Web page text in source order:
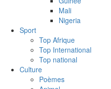
Mali
Nigeria
Sport
Top Afrique
Top International
Top national
Culture
Poèmes